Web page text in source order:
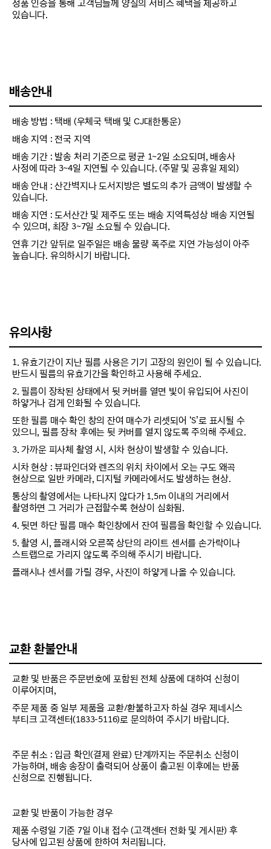
정품 인증을 통해 고객님들께 양질의 서비스 혜택을 제공하고
있습니다.
배송안내
배송 방법 : 택배 (우체국 택배 및 CJ대한통운)
배송 지역 : 전국 지역
배송 기간 : 발송 처리 기준으로 평균 1~2일 소요되며, 배송사
사정에 따라 3~4일 지연될 수 있습니다. (주말 및 공휴일 제외)
배송 안내 : 산간벽지나 도서지방은 별도의 추가 금액이 발생할 수
있습니다.
배송 지연 : 도서산간 및 제주도 또는 배송 지역특성상 배송 지연될
수 있으며, 최장 3~7일 소요될 수 있습니다.
연휴 기간 앞뒤로 일주일은 배송 물량 폭주로 지연 가능성이 아주
높습니다. 유의하시기 바랍니다.
유의사항
1. 유효기간이 지난 필름 사용은 기기 고장의 원인이 될 수 있습니다.
반드시 필름의 유효기간을 확인하고 사용해 주세요.
2. 필름이 장착된 상태에서 뒷 커버를 열면 빛이 유입되어 사진이
하얗거나 검게 인화될 수 있습니다.
또한 필름 매수 확인 창의 잔여 매수가 리셋되어 ‘S’로 표시될 수
있으니, 필름 장착 후에는 뒷 커버를 열지 않도록 주의해 주세요.
3. 가까운 피사체 촬영 시, 시차 현상이 발생할 수 있습니다.
시차 현상 : 뷰파인더와 렌즈의 위치 차이에서 오는 구도 왜곡
현상으로 일반 카메라, 디지털 카메라에서도 발생하는 현상.
통상의 촬영에서는 나타나지 않다가 1.5m 이내의 거리에서
촬영하면 그 거리가 근접할수록 현상이 심화됨.
4. 뒷면 하단 필름 매수 확인창에서 잔여 필름을 확인할 수 있습니다.
5. 촬영 시, 플래시와 오른쪽 상단의 라이트 센서를 손가락이나
스트랩으로 가리지 않도록 주의해 주시기 바랍니다.
플래시나 센서를 가릴 경우, 사진이 하얗게 나올 수 있습니다.
교환 환불안내
교환 및 반품은 주문번호에 포함된 전체 상품에 대하여 신청이
이루어지며,
주문 제품 중 일부 제품을 교환/환불하고자 하실 경우 제네시스
부티크 고객센터(1833-5116)로 문의하여 주시기 바랍니다.
주문 취소 : 입금 확인(결제 완료) 단계까지는 주문취소 신청이
가능하며, 배송 송장이 출력되어 상품이 출고된 이후에는 반품
신청으로 진행됩니다.
교환 및 반품이 가능한 경우
제품 수령일 기준 7일 이내 접수 (고객센터 전화 및 게시판) 후
당사에 입고된 상품에 한하여 처리됩니다.